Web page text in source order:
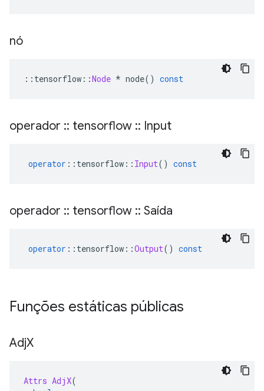
nó
:: tensorflow ::Node * node() const
operador :: tensorflow :: Input
operator :: tensorflow :: Input() const
operador :: tensorflow :: Saída
operator :: tensorflow ::Output() const
Funções estáticas públicas
AdjX
Attrs AdjX(